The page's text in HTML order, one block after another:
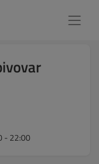
- 22:00